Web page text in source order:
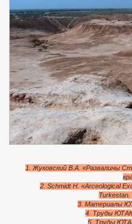
1. Жуковский В.А. «Развалины
2. Schmidt H. «Arceological
Turkestan.
3. Материалы
4. Труды
5. Труды